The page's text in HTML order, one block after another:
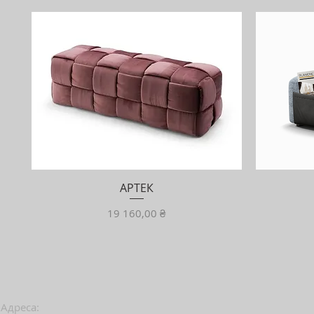
АРТЕК
Ціна
19 160,00 ₴
Адреса: